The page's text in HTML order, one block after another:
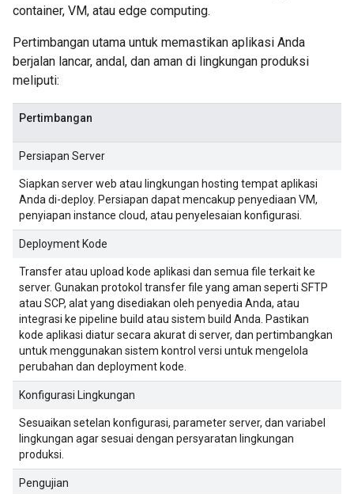
container, VM, atau edge computing.
Pertimbangan utama untuk memastikan aplikasi Anda
berjalan lancar, andal, dan aman di lingkungan produksi
meliputi:
Pertimbangan
Persiapan Server
Siapkan server web atau lingkungan hosting tempat aplikasi
Anda di-deploy. Persiapan dapat mencakup penyediaan VM,
penyiapan instance cloud, atau penyelesaian konfigurasi.
Deployment Kode
Transfer atau upload kode aplikasi dan semua file terkait ke
server. Gunakan protokol transfer file yang aman seperti SFTP
atau SCP, alat yang disediakan oleh penyedia Anda, atau
integrasi ke pipeline build atau sistem build Anda. Pastikan
kode aplikasi diatur secara akurat di server, dan pertimbangkan
untuk menggunakan sistem kontrol versi untuk mengelola
perubahan dan deployment kode.
Konfigurasi Lingkungan
Sesuaikan setelan konfigurasi, parameter server, dan variabel
lingkungan agar sesuai dengan persyaratan lingkungan
produksi.
Pengujian